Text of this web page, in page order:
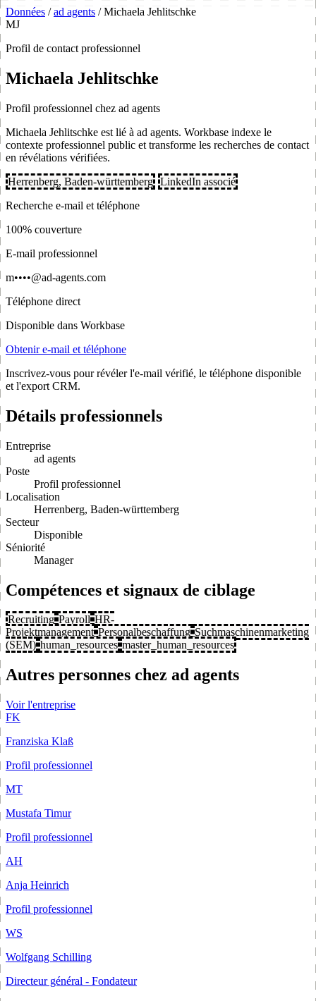
Données / ad agents / Michaela Jehlitschke
MJ
Profil de contact professionnel
Michaela Jehlitschke
Profil professionnel chez ad agents
Michaela Jehlitschke est lié à ad agents. Workbase indexe le
contexte professionnel public et transforme les recherches de contact
en révélations vérifiées.
Herrenberg, Baden-württemberg LinkedIn associé
Recherche e-mail et téléphone
100% couverture
E-mail professionnel
m••••@ad-agents.com
Téléphone direct
Disponible dans Workbase
Obtenir e-mail et téléphone
Inscrivez-vous pour révéler l'e-mail vérifié, le téléphone disponible
et l'export CRM.
Détails professionnels
Entreprise
ad agents
Poste
Profil professionnel
Localisation
Herrenberg, Baden-württemberg
Secteur
Disponible
Séniorité
Manager
Compétences et signaux de ciblage
Recruiting Payroll HR-
Projektmanagement Personalbeschaffung Suchmaschinenmarketing
(SEM) human_resources master_human_resources
Autres personnes chez ad agents
Voir l'entreprise
FK
Franziska Klaß
Profil professionnel
MT
Mustafa Timur
Profil professionnel
AH
Anja Heinrich
Profil professionnel
WS
Wolfgang Schilling
Directeur général - Fondateur